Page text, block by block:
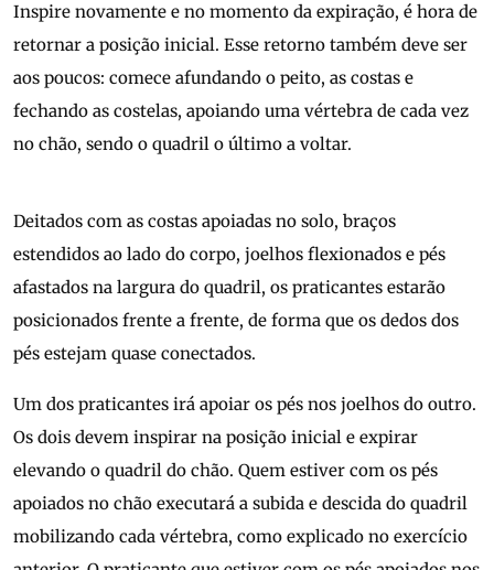
Inspire novamente e no momento da expiração, é hora de
retornar a posição inicial. Esse retorno também deve ser
aos poucos: comece afundando o peito, as costas e
fechando as costelas, apoiando uma vértebra de cada vez
no chão, sendo o quadril o último a voltar.
Deitados com as costas apoiadas no solo, braços
estendidos ao lado do corpo, joelhos flexionados e pés
afastados na largura do quadril, os praticantes estarão
posicionados frente a frente, de forma que os dedos dos
pés estejam quase conectados.
Um dos praticantes irá apoiar os pés nos joelhos do outro.
Os dois devem inspirar na posição inicial e expirar
elevando o quadril do chão. Quem estiver com os pés
apoiados no chão executará a subida e descida do quadril
mobilizando cada vértebra, como explicado no exercício